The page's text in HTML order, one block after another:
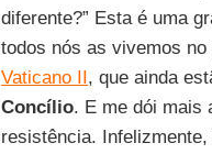
diferente?” Esta é uma
todos nós as vivemos
Vaticano II, que ainda
Concílio. E me dói mais
resistência.